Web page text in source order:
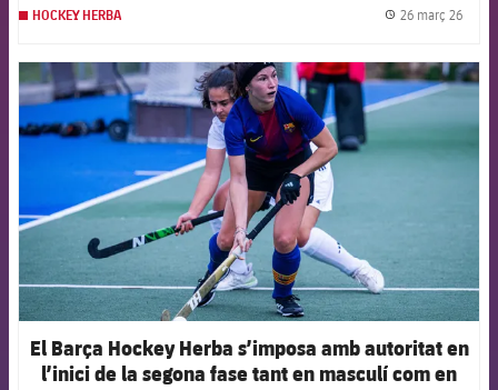
HOCKEY HERBA 26 març 26
FCB Barcelona badge
El Barça Hockey Herba s’imposa amb autoritat en
l’inici de la segona fase tant en masculí com en